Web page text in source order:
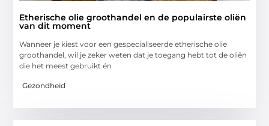
Etherische olie groothandel en de populairste oliën
van dit moment
Wanneer je kiest voor een gespecialiseerde etherische olie
groothandel, wil je zeker weten dat je toegang hebt tot de oliën
die het meest gebruikt én
Gezondheid